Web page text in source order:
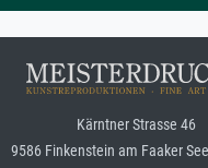
Kärntner Strasse 46
9586 Finkenstein am Faaker